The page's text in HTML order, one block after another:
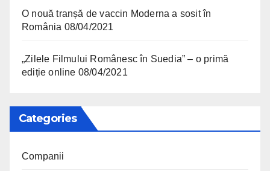
O nouă tranșă de vaccin Moderna a sosit în
România 08/04/2021
„Zilele Filmului Românesc în Suedia” – o primă
ediție online 08/04/2021
Categories
Companii